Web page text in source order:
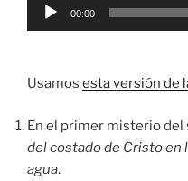
Reproductor
00:00
Usamos esta versión de
En el primer misterio
del costado de Cristo en
agua.